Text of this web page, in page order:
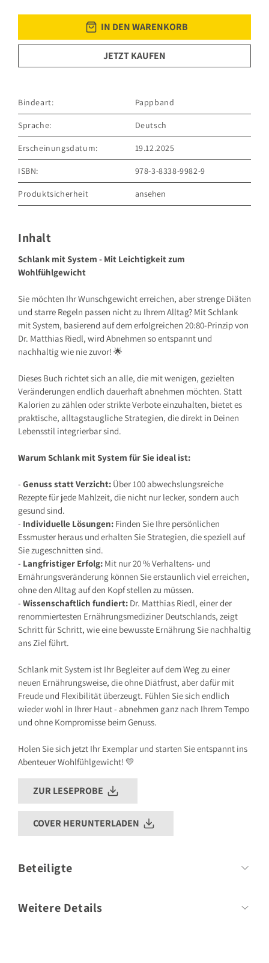
IN DEN WARENKORB
JETZT KAUFEN
Bindeart: Pappband
Sprache: Deutsch
Erscheinungsdatum: 19.12.2025
ISBN: 978-3-8338-9982-9
Produktsicherheit
ansehen
81675 München
Deutschland
Sicherheitshinweis entsprechend Art. 9 Abs. 7 S. 2 der
Inhalt
Schlank mit System - Mit Leichtigkeit zum
Wohlfühlgewicht
Sie möchten Ihr Wunschgewicht erreichen, aber strenge Diäten
und starre Regeln passen nicht zu Ihrem Alltag? Mit Schlank
mit System, basierend auf dem erfolgreichen 20:80-Prinzip von
Dr. Matthias Riedl, wird Abnehmen so entspannt und
nachhaltig wie nie zuvor! 🌟
Dieses Buch richtet sich an alle, die mit wenigen, gezielten
Veränderungen endlich dauerhaft abnehmen möchten. Statt
Kalorien zu zählen oder strikte Verbote einzuhalten, bietet es
praktische, alltagstaugliche Strategien, die direkt in Deinen
Lebensstil integrierbar sind.
Warum Schlank mit System für Sie ideal ist:
- Genuss statt Verzicht: Über 100 abwechslungsreiche
Rezepte für jede Mahlzeit, die nicht nur lecker, sondern auch
gesund sind.
- Individuelle Lösungen: Finden Sie Ihre persönlichen
Essmuster heraus und erhalten Sie Strategien, die speziell auf
Sie zugeschnitten sind.
- Langfristiger Erfolg: Mit nur 20 % Verhaltens- und
Ernährungsveränderung können Sie erstaunlich viel erreichen,
ohne den Alltag auf den Kopf stellen zu müssen.
- Wissenschaftlich fundiert: Dr. Matthias Riedl, einer der
renommiertesten Ernährungsmediziner Deutschlands, zeigt
Schritt für Schritt, wie eine bewusste Ernährung Sie nachhaltig
ans Ziel führt.
Schlank mit System ist Ihr Begleiter auf dem Weg zu einer
neuen Ernährungsweise, die ohne Diätfrust, aber dafür mit
Freude und Flexibilität überzeugt. Fühlen Sie sich endlich
wieder wohl in Ihrer Haut - abnehmen ganz nach Ihrem Tempo
und ohne Kompromisse beim Genuss.
Holen Sie sich jetzt Ihr Exemplar und starten Sie entspannt ins
Abenteuer Wohlfühlgewicht! 💛
ZUR LESEPROBE
COVER HERUNTERLADEN
Beteiligte
Weitere Details